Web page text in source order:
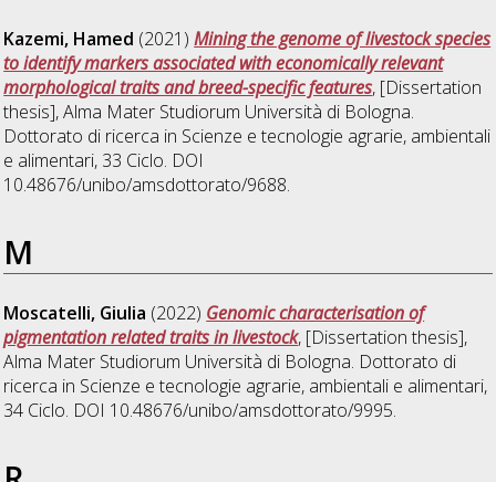
Kazemi, Hamed (2021)Mining the genome of livestock species
to identify markers associated with economically relevant
morphological traits and breed-specific features, [Dissertation
thesis], Alma Mater Studiorum Università di Bologna.
Dottorato di ricerca in Scienze e tecnologie agrarie, ambientali
e alimentari, 33 Ciclo. DOI
10.48676/unibo/amsdottorato/9688.
M
Moscatelli, Giulia (2022) Genomic characterisation of
pigmentation related traits in livestock, [Dissertation thesis],
Alma Mater Studiorum Università di Bologna. Dottorato di
ricerca in Scienze e tecnologie agrarie, ambientali e alimentari,
34 Ciclo. DOI 10.48676/unibo/amsdottorato/9995.